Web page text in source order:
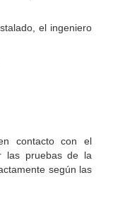
el ingeniero
contacto con el
las pruebas de la
según las